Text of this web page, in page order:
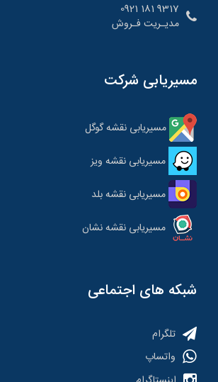
9317 181 0921
مدیـریت فـروش
مسیریابی شرکت
مسیریابی نقشه گوگل
مسیریابی نقشه ویز
مسیریابی نقشه بلد
مسیریابی نقشه نشان
شبکه های اجتماعی
تلگرام
واتساپ